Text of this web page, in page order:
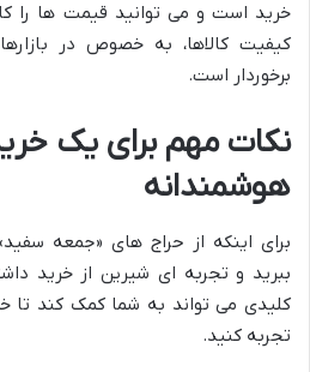
خرید است و می توانید قیمت ها را
کیفیت کالاها، به خصوص در
برخوردار است.
نکات مهم برای یک
هوشمندانه
برای اینکه از حراج های «جمعه
ببرید و تجربه ای شیرین از خرید
کلیدی می تواند به شما کمک کند تا
تجربه کنید.